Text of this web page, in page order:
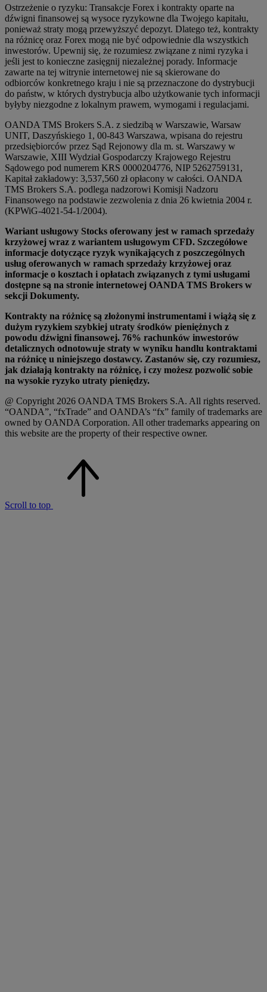
Ostrzeżenie o ryzyku: Transakcje Forex i kontrakty oparte na
dźwigni finansowej są wysoce ryzykowne dla Twojego kapitału,
ponieważ straty mogą przewyższyć depozyt. Dlatego też, kontrakty
na różnicę oraz Forex mogą nie być odpowiednie dla wszystkich
inwestorów. Upewnij się, że rozumiesz związane z nimi ryzyka i
jeśli jest to konieczne zasięgnij niezależnej porady. Informacje
zawarte na tej witrynie internetowej nie są skierowane do
odbiorców konkretnego kraju i nie są przeznaczone do dystrybucji
do państw, w których dystrybucja albo użytkowanie tych informacji
byłyby niezgodne z lokalnym prawem, wymogami i regulacjami.
OANDA TMS Brokers S.A. z siedzibą w Warszawie, Warsaw
UNIT, Daszyńskiego 1, 00-843 Warszawa, wpisana do rejestru
przedsiębiorców przez Sąd Rejonowy dla m. st. Warszawy w
Warszawie, XIII Wydział Gospodarczy Krajowego Rejestru
Sądowego pod numerem KRS 0000204776, NIP 5262759131,
Kapitał zakładowy: 3,537,560 zł opłacony w całości. OANDA
TMS Brokers S.A. podlega nadzorowi Komisji Nadzoru
Finansowego na podstawie zezwolenia z dnia 26 kwietnia 2004 r.
(KPWiG-4021-54-1/2004).
Wariant usługowy Stocks oferowany jest w ramach sprzedaży
krzyżowej wraz z wariantem usługowym CFD. Szczegółowe
informacje dotyczące ryzyk wynikających z poszczególnych
usług oferowanych w ramach sprzedaży krzyżowej oraz
informacje o kosztach i opłatach związanych z tymi usługami
dostępne są na stronie internetowej OANDA TMS Brokers w
sekcji Dokumenty.
Kontrakty na różnicę są złożonymi instrumentami i wiążą się z
dużym ryzykiem szybkiej utraty środków pieniężnych z
powodu dźwigni finansowej. 76% rachunków inwestorów
detalicznych odnotowuje straty w wyniku handlu kontraktami
na różnicę u niniejszego dostawcy. Zastanów się, czy rozumiesz,
jak działają kontrakty na różnicę, i czy możesz pozwolić sobie
na wysokie ryzyko utraty pieniędzy.
@ Copyright 2026 OANDA TMS Brokers S.A. All rights reserved.
“OANDA”, “fxTrade” and OANDA’s “fx” family of trademarks are
owned by OANDA Corporation. All other trademarks appearing on
this website are the property of their respective owner.
Scroll to top